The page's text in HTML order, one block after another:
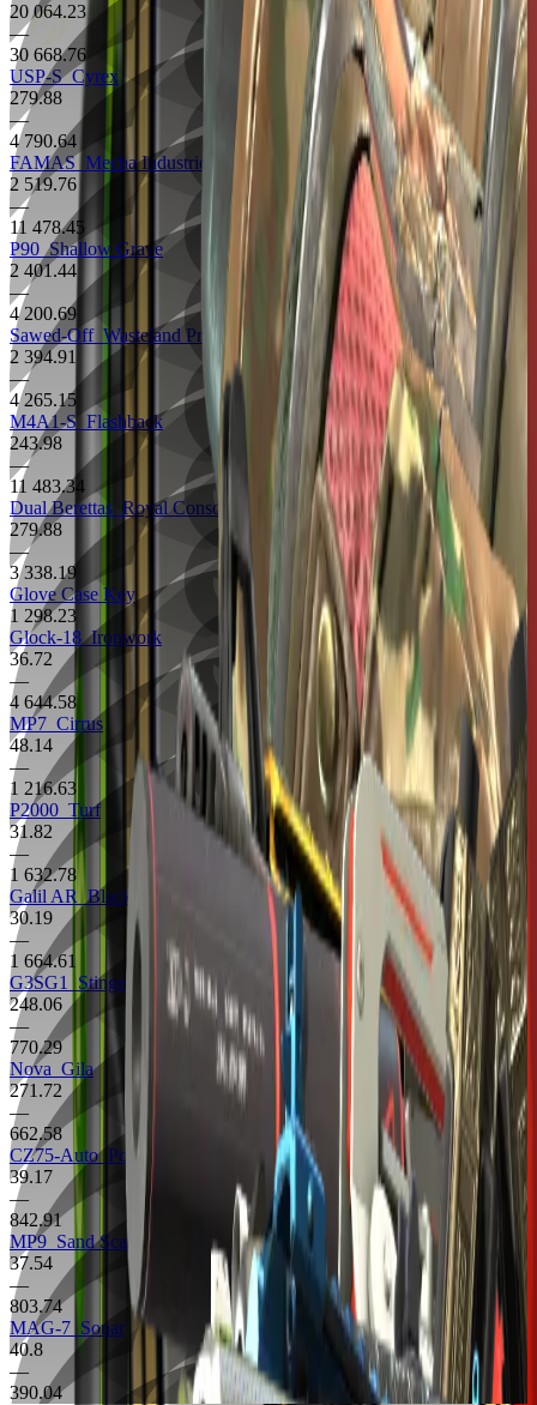
20 064.23
—
30 668.76
USP-SCyrex
279.88
—
4 790.64
FAMAS Mecha Industries
2 519.76
—
11 478.45
P90Shallow Grave
2 401.44
—
4 200.69
Sawed-Off Wasteland Princess
2 394.91
—
4 265.15
M4A1-S Flashback
243.98
—
11 483.34
Dual Berettas Royal Consorts
279.88
—
3 338.19
Glove Case Key
1 298.23
Glock-18Ironwork
36.72
—
4 644.58
MP7 Cirrus
48.14
—
1 216.63
P2000 Turf
31.82
—
1 632.78
Galil ARBlack Sand
30.19
—
1 664.61
G3SG1 Stinger
248.06
—
770.29
Nova Gila
271.72
—
662.58
CZ75-Auto Polymer
39.17
—
842.91
MP9 Sand Scale
37.54
—
803.74
MAG-7 Sonar
40.8
—
390.04